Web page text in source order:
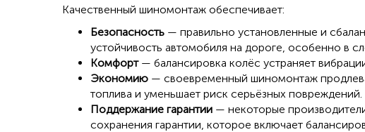
Качественный шиномонтаж обеспечивает:
Безопасность— правильно установленные и
устойчивость автомобиля на дороге, особенно в
Комфорт— балансировка колёс устраняет
Экономию— своевременный шиномонтаж
топлива и уменьшает риск серьёзных повреждений.
Поддержание гарантии— некоторые
сохранения гарантии, которое включает